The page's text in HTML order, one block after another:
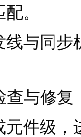
。
与同
与修复
件级